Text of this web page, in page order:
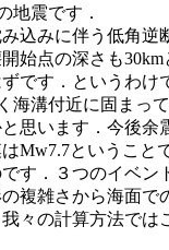
地震です．
込みに伴う低角
始点の深さも
です．というわ
海溝付近に固まっ
思います．今後
Mw7.7というこ
す．３つのイベン
複雑さから海面
々の計算方法で